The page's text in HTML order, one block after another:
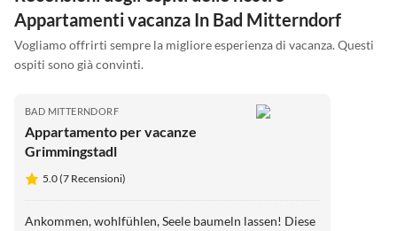
Appartamenti vacanza In Bad Mitterndorf
Vogliamo offrirti sempre la migliore esperienza di vacanza. Questi
ospiti sono già convinti.
BAD MITTERNDORF
Appartamento per vacanze
Grimmingstadl
5.0 (7 Recensioni)
Ankommen, wohlfühlen, Seele baumeln lassen! Diese